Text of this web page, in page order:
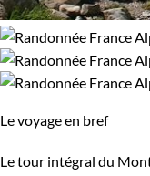
Le voyage en bref
Le tour intégral du